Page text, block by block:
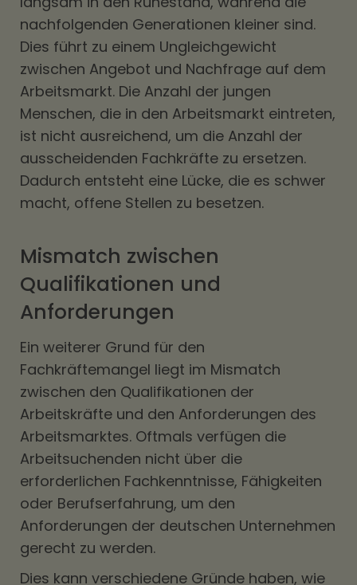
nachfolgenden Generationen kleiner sind.
Dies führt zu einem Ungleichgewicht
zwischen Angebot und Nachfrage auf dem
Arbeitsmarkt. Die Anzahl der jungen
Menschen, die in den Arbeitsmarkt eintreten,
ist nicht ausreichend, um die Anzahl der
ausscheidenden Fachkräfte zu ersetzen.
Dadurch entsteht eine Lücke, die es schwer
macht, offene Stellen zu besetzen.
Mismatch zwischen
Qualifikationen und
Anforderungen
Ein weiterer Grund für den
Fachkräftemangel liegt im Mismatch
zwischen den Qualifikationen der
Arbeitskräfte und den Anforderungen des
Arbeitsmarktes. Oftmals verfügen die
Arbeitsuchenden nicht über die
erforderlichen Fachkenntnisse, Fähigkeiten
oder Berufserfahrung, um den
Anforderungen der deutschen Unternehmen
gerecht zu werden.
Dies kann verschiedene Gründe haben, wie